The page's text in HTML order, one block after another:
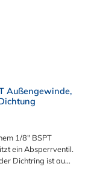
Außengewinde,
1/8" BSPT
ein Absperrventil.
Dichtring ist aus